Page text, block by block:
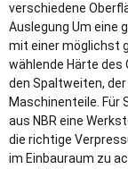
verschiedene
Auslegung Um eine
mit einer möglichst
wählende Härte des
den Spaltweiten,
Maschinenteile. Für
aus NBR eine
die richtige
im Einbauraum zu